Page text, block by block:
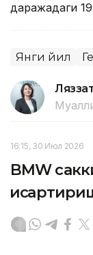
даражадаги
Янги йил
16:15, 30 Июл 2026
BМW